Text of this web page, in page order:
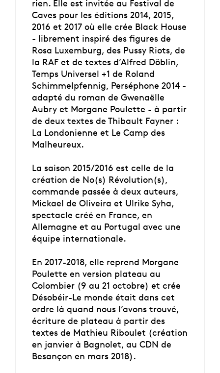
rien. Elle est invitée au Festival de
Caves pour les éditions 2014, 2015,
2016 et 2017 où elle crée Black House
- librement inspiré des figures de
Rosa Luxemburg, des Pussy Riots, de
la RAF et de textes d’Alfred Döblin,
Temps Universel +1 de Roland
Schimmelpfennig, Perséphone 2014 -
adapté du roman de Gwenaëlle
Aubry et Morgane Poulette - à partir
de deux textes de Thibault Fayner :
La Londonienne et Le Camp des
Malheureux.
La saison 2015/2016 est celle de la
création de No(s) Révolution(s),
commande passée à deux auteurs,
Mickael de Oliveira et Ulrike Syha,
spectacle créé en France, en
Allemagne et au Portugal avec une
équipe internationale.
En 2017-2018, elle reprend Morgane
Poulette en version plateau au
Colombier (9 au 21 octobre) et crée
Désobéir-Le monde était dans cet
ordre là quand nous l’avons trouvé,
écriture de plateau à partir des
textes de Mathieu Riboulet (création
en janvier à Bagnolet, au CDN de
Besançon en mars 2018).